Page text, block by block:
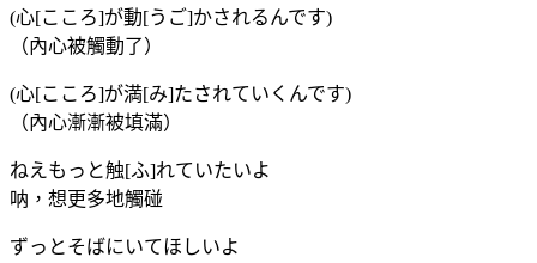
(心[こころ]が動[うご]かされるんです)
（內心被觸動了）
(心[こころ]が満[み]たされていくんです)
（內心漸漸被填滿）
ねえもっと触[ふ]れていたいよ
呐，想更多地觸碰
ずっとそばにいてほしいよ